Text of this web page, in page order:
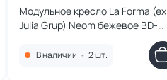
Модульное кресло La Forma (ex
Julia Grup) Neom бежевое BD-
В наличии • 2 шт.